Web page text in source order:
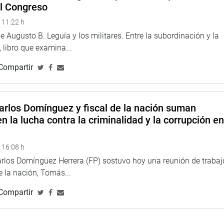
de la mujer, Historia
32.00
924 987 288
Congreso
h
Augusto B. Leguía y los militares. Entre la subordinación y la
libro que examina...
Domínguez y fiscal de la nación suman
la lucha contra la criminalidad y la corrupción en
h
Domínguez Herrera (FP) sostuvo hoy una reunión de
la nación, Tomás...